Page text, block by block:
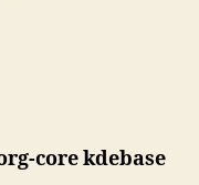
core kdebase